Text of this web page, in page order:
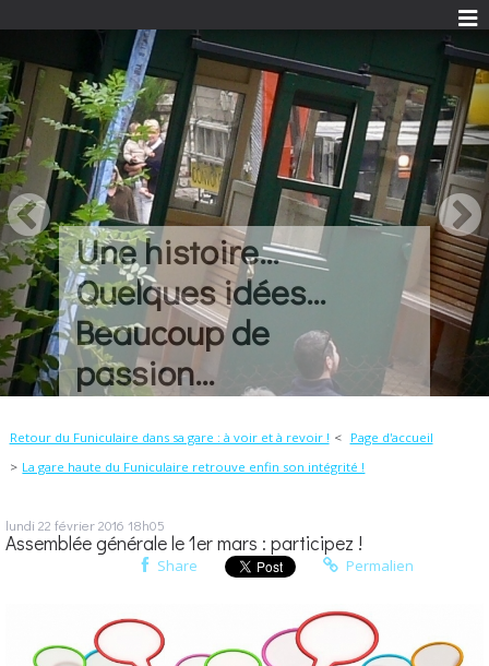
Une histoire...
Quelques idées...
Beaucoup de
passion...
Retour du Funiculaire dans sa gare : à voir et à revoir !
Page d'accueil
La gare haute du Funiculaire retrouve enfin son intégrité !
lundi 22 février 2016 18h05
Assemblée générale le 1er mars : participez !
Share Permalien